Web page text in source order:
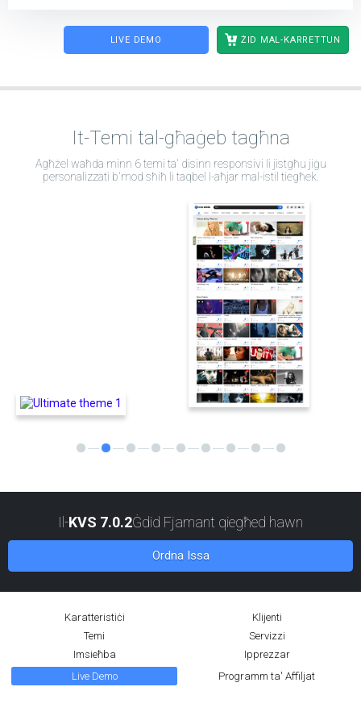
LIVE DEMO ŻID MAL-KARRETTUN
It-Temi tal-għaġeb tagħna
Agħżel waħda minn 6 temi ta' disinn responsivi li jistgħu jiġu
personalizzati b'mod sħiħ li taqbel l-aħjar mal-istil tiegħek.
Il-KVS 7.0.2Ġdid Fjamant qiegħed hawn
Ordna Issa
Karatteristiċi
Klijenti
Temi
Servizzi
Imsieħba
Ipprezzar
Live Demo
Programm ta' Affiljat